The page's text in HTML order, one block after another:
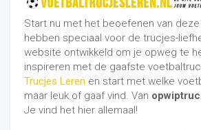
Start nu met het beoefenen van
hebben speciaal voor de trucjes-
website ontwikkeld om je opweg te
inspireren met de gaafste
Trucjes Leren en start met welke
maar leuk of gaaf vind. Van
Je vind het hier allemaal!